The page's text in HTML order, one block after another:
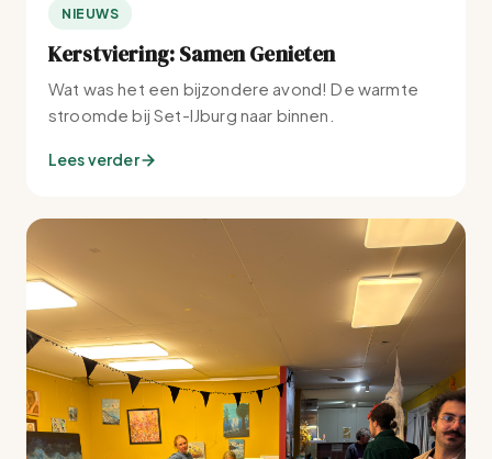
NIEUWS
Kerstviering: Samen Genieten
Wat was het een bijzondere avond! De warmte
stroomde bij Set-IJburg naar binnen.
Lees verder